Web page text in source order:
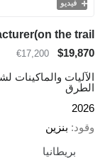
فيديو
$19,870
€17,200
الآليات
الطرق
2026
وقود بنزين
بريطانيا